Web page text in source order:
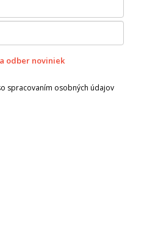
odber noviniek
spracovaním osobných údajov